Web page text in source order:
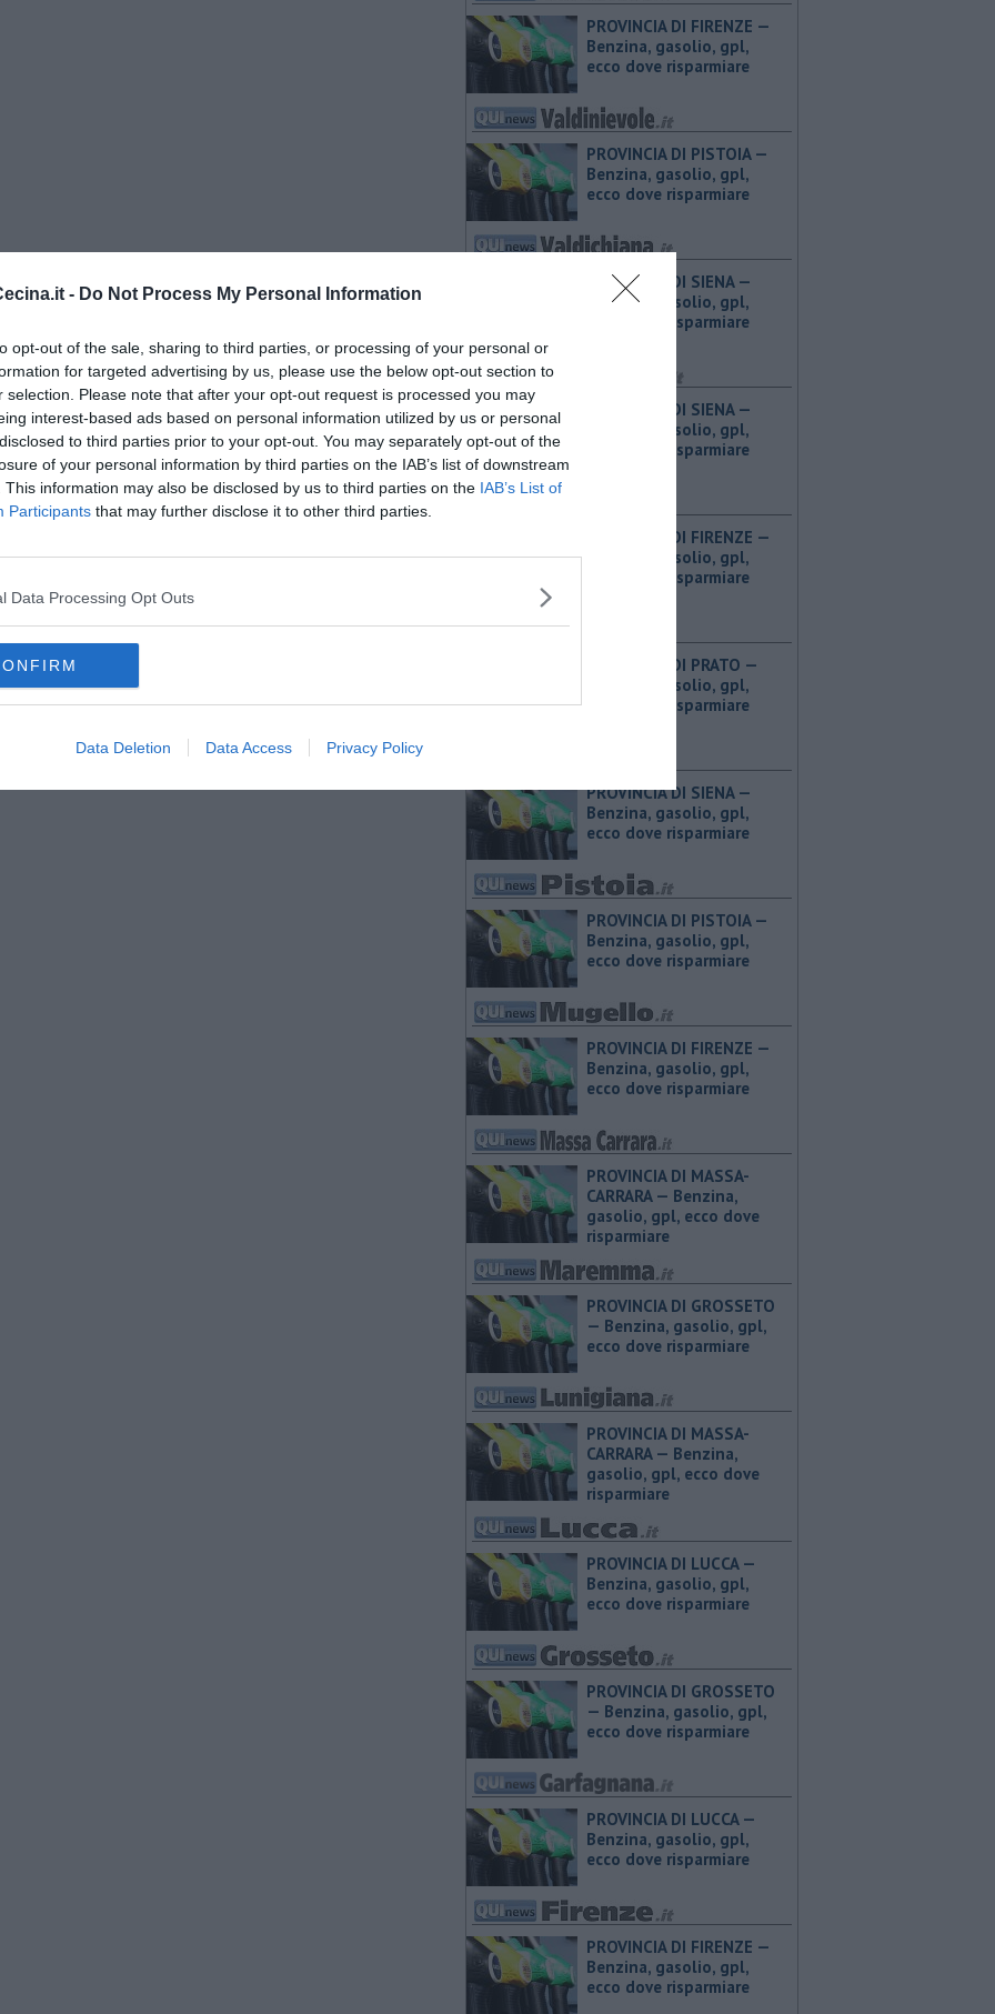
- Do Not Process My Personal Information
opt-out of the sale, sharing to third parties, or processing of your personal or
for targeted advertising by us, please use the below opt-out section to
selection. Please note that after your opt-out request is processed you may
interest-based ads based on personal information utilized by us or personal
to third parties prior to your opt-out. You may separately opt-out of the
of your personal information by third parties on the IAB’s list of downstream
This information may also be disclosed by us to third parties on the IAB’s List of
Participants that may further disclose it to other third parties.
Data Processing Opt Outs
Data Deletion Data Access Privacy Policy
PROVINCIA DI FIRENZE — ​
Benzina, gasolio, gpl,
ecco dove risparmiare
PROVINCIA DI PISTOIA — ​
Benzina, gasolio, gpl,
ecco dove risparmiare
PROVINCIA DI SIENA — ​
Benzina, gasolio, gpl,
ecco dove risparmiare
PROVINCIA DI SIENA — ​
Benzina, gasolio, gpl,
ecco dove risparmiare
PROVINCIA DI FIRENZE — ​
Benzina, gasolio, gpl,
ecco dove risparmiare
PROVINCIA DI PRATO — ​
Benzina, gasolio, gpl,
ecco dove risparmiare
PROVINCIA DI SIENA — ​
Benzina, gasolio, gpl,
ecco dove risparmiare
PROVINCIA DI PISTOIA — ​
Benzina, gasolio, gpl,
ecco dove risparmiare
PROVINCIA DI FIRENZE — ​
Benzina, gasolio, gpl,
ecco dove risparmiare
PROVINCIA DI MASSA-
CARRARA — ​Benzina,
gasolio, gpl, ecco dove
risparmiare
PROVINCIA DI GROSSETO
— ​Benzina, gasolio, gpl,
ecco dove risparmiare
PROVINCIA DI MASSA-
CARRARA — ​Benzina,
gasolio, gpl, ecco dove
risparmiare
PROVINCIA DI LUCCA — ​
Benzina, gasolio, gpl,
ecco dove risparmiare
PROVINCIA DI GROSSETO
— ​Benzina, gasolio, gpl,
ecco dove risparmiare
PROVINCIA DI LUCCA — ​
Benzina, gasolio, gpl,
ecco dove risparmiare
PROVINCIA DI FIRENZE — ​
Benzina, gasolio, gpl,
ecco dove risparmiare